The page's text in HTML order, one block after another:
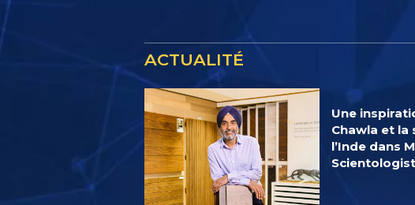
ACTUALITÉ
Une
Chawla et la
l’Inde dans
Scientologist